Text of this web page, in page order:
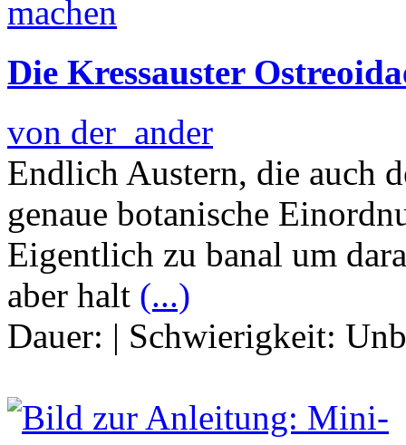
Die Kressauster
von der_ander
Endlich Austern, die auch
genaue botanische
Eigentlich zu banal um
aber halt (...)
Dauer: | Schwierigkeit: